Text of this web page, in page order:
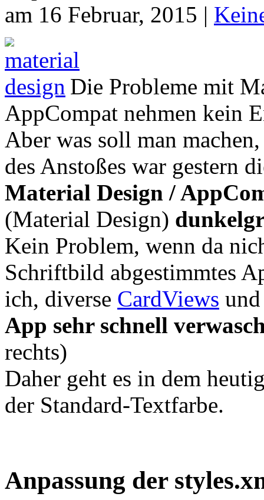
am 16 Februar, 2015 |
Die Probleme mit
AppCompat nehmen kein
Aber was soll man
des Anstoßes war gestern
Material Design /
(Material Design)
Kein Problem, wenn da
Schriftbild abgestimmtes
ich, diverse CardViews
App sehr schnell
rechts)
Daher geht es in dem
der Standard-Textfarbe.
Anpassung der